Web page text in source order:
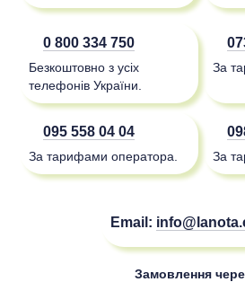
0 800 334 750
Безкоштовно з усіх
телефонів України.
За
095 558 04 04
За тарифами оператора. За
Email:
Замовлення